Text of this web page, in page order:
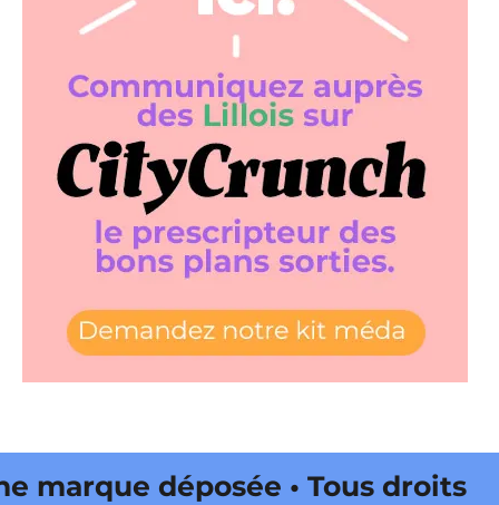
déposée • Tous droits